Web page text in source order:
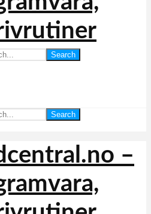
Search
Search